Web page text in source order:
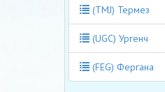
(TMJ) Термез
(UGC) Ургенч
(FEG) Фергана